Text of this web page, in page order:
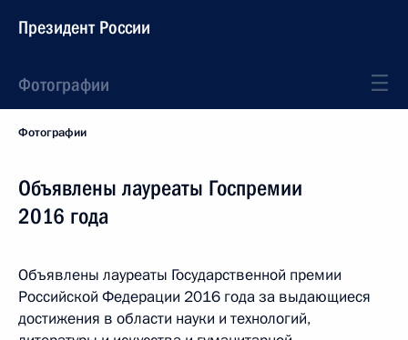
Президент России
Фотографии
Фотографии
Объявлены лауреаты Госпремии
2016 года
Объявлены лауреаты Государственной премии
Российской Федерации 2016 года за выдающиеся
достижения в области науки и технологий,